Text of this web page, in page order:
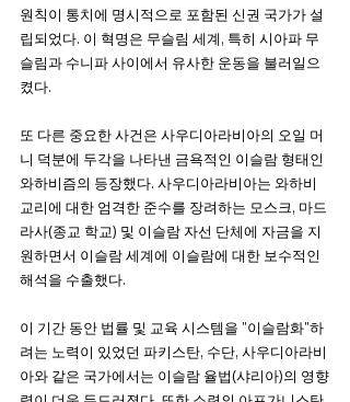
원칙이 통치에 명시적으로 포함된 신권 국가가 설
립되었다. 이 혁명은 무슬림 세계, 특히 시아파 무
슬림과 수니파 사이에서 유사한 운동을 불러일으
켰다.
또 다른 중요한 사건은 사우디아라비아의 오일 머
니 덕분에 두각을 나타낸 금욕적인 이슬람 형태인
와하비즘의 등장했다. 사우디아라비아는 와하비
교리에 대한 엄격한 준수를 장려하는 모스크, 마드
라사(종교 학교) 및 이슬람 자선 단체에 자금을 지
원하면서 이슬람 세계에 이슬람에 대한 보수적인
해석을 수출했다.
이 기간 동안 법률 및 교육 시스템을 "이슬람화"하
려는 노력이 있었던 파키스탄, 수단, 사우디아라비
아와 같은 국가에서는 이슬람 율법(샤리아)의 영향